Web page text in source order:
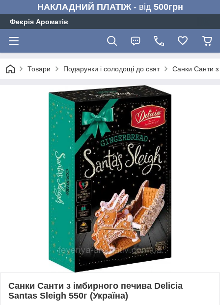
НАКЛАДНИЙ ПЛАТІЖ- від 500грн
Феєрія Ароматів
Товари Подарунки і солодощі до свят Санки Санти з
Санки Санти з імбирного печива Delicia
Santas Sleigh 550г (Україна)